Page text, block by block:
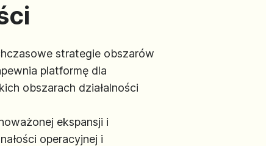
strategie obszarów
platformę dla
obszarach działalności
ekspansji i
operacyjnej i